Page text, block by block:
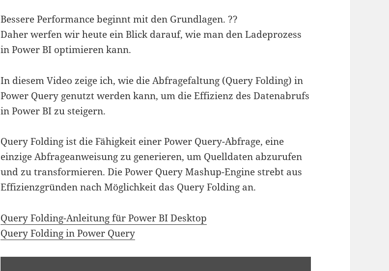
Bessere Performance beginnt mit den Grundlagen. ?️?
Daher werfen wir heute ein Blick darauf, wie man den Ladeprozess
in Power BI optimieren kann.
In diesem Video zeige ich, wie die Abfragefaltung (Query Folding) in
Power Query genutzt werden kann, um die Effizienz des Datenabrufs
in Power BI zu steigern.
Query Folding ist die Fähigkeit einer Power Query-Abfrage, eine
einzige Abfrageanweisung zu generieren, um Quelldaten abzurufen
und zu transformieren. Die Power Query Mashup-Engine strebt aus
Effizienzgründen nach Möglichkeit das Query Folding an.
Query Folding-Anleitung für Power BI Desktop
Query Folding in Power Query